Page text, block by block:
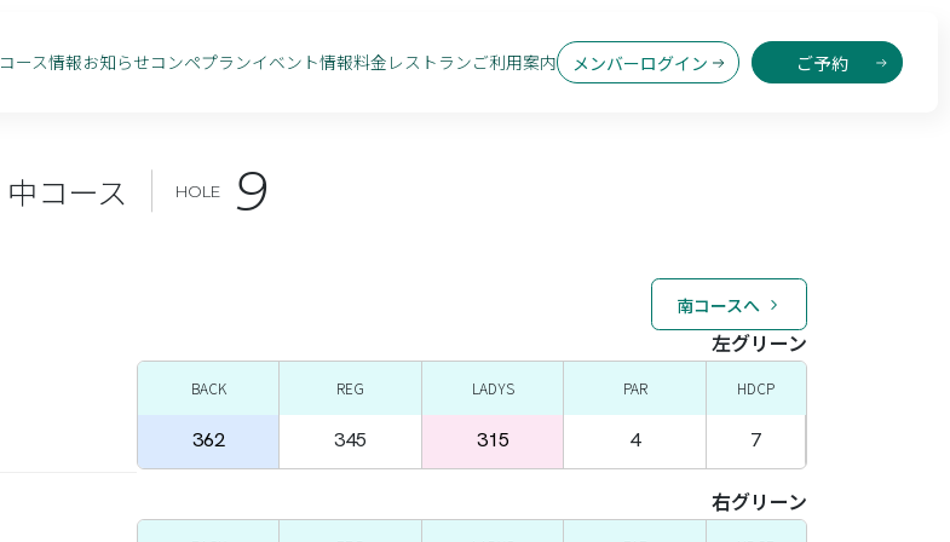
コース情報お知らせコンペプランイベント情報料金 レストランご利用案内 メンバーログイン ご予約
中コース HOLE 9
南コースへ
左グリーン
BACK REG LADYS PAR HDCP
362 345 315 4 7
右グリーン